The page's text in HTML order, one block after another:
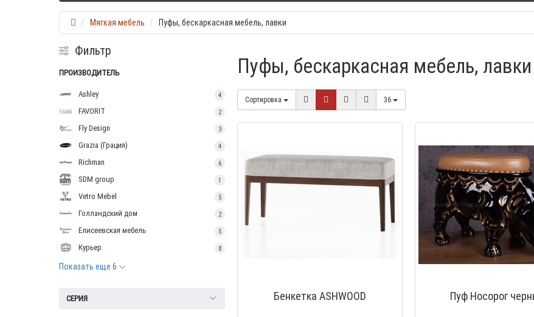
Мягкая мебель Пуфы, бескаркасная мебель, лавки
Фильтр
ПРОИЗВОДИТЕЛЬ
Ashley 4
FAVORIT 2
Fly Design 3
Grazia (Грация) 4
Richman 6
SDM group 1
Vetro Mebel 5
Голландский дом 2
Елисеевская мебель 5
Курьер 8
Показать еще 6
СЕРИЯ
Пуфы, бескаркасная мебель,
Сортировка 36
Бенкетка ASHWOOD Пуф Носорог